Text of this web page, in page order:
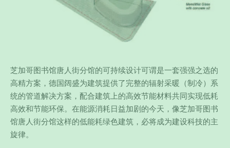
芝加哥图书馆唐人街分馆的可持续设计可谓是一套强强之选的
高精方案，德国阔盛为建筑提供了完整的辐射采暖（制冷）系
统的管道解决方案，配合建筑上的高效节能材料共同实现低耗
高效和节能环保。在能源消耗日益加剧的今天，像芝加哥图书
馆唐人街分馆这样的低能耗绿色建筑，必将成为建设科技的主
旋律。